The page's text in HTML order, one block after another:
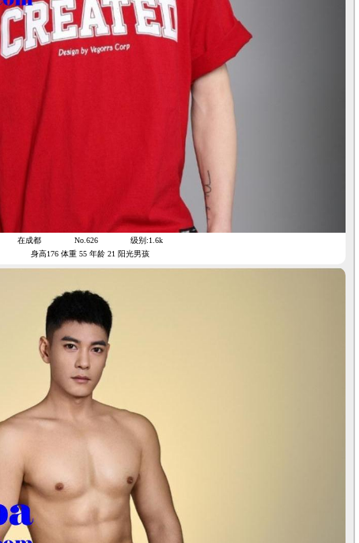
在成都 No.626
级别:1.6k
身高176 体重 55 年龄 21 阳光男孩